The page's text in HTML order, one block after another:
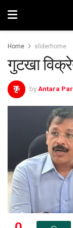
Home sliderhome
गुटखा
by Antara